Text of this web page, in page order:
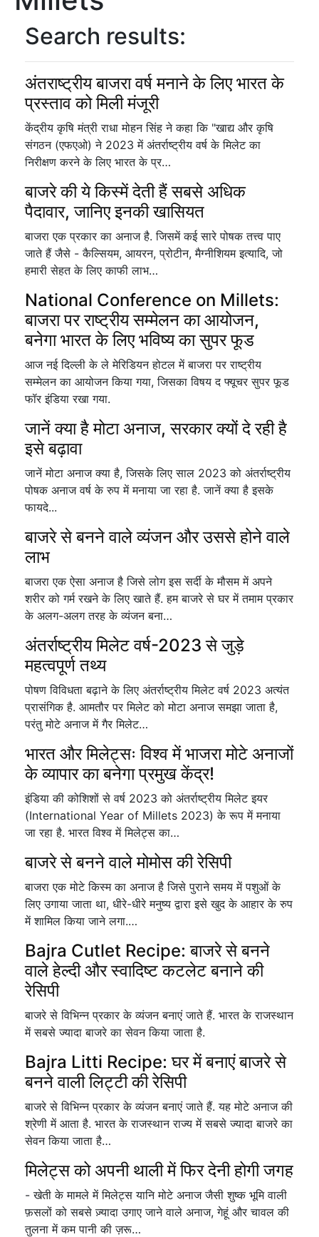
Search results:
अंतराष्ट्रीय बाजरा वर्ष मनाने के लिए भारत के
प्रस्ताव को मिली मंजूरी
केंद्रीय कृषि मंत्री राधा मोहन सिंह ने कहा कि "खाद्य और कृषि
संगठन (एफएओ) ने 2023 में अंतर्राष्ट्रीय वर्ष के मिलेट का
निरीक्षण करने के लिए भारत के प्र…
बाजरे की ये किस्में देती हैं सबसे अधिक
पैदावार, जानिए इनकी खासियत
बाजरा एक प्रकार का अनाज है. जिसमें कई सारे पोषक तत्त्व पाए
जाते हैं जैसे - कैल्सियम, आयरन, प्रोटीन, मैग्नीशियम इत्यादि, जो
हमारी सेहत के लिए काफी लाभ…
National Conference on Millets:
बाजरा पर राष्ट्रीय सम्मेलन का आयोजन,
बनेगा भारत के लिए भविष्य का सुपर फूड
आज नई दिल्ली के ले मेरिडियन होटल में बाजरा पर राष्ट्रीय
सम्मेलन का आयोजन किया गया, जिसका विषय द फ्यूचर सुपर फूड
फॉर इंडिया रखा गया.
जानें क्या है मोटा अनाज, सरकार क्यों दे रही है
इसे बढ़ावा
जानें मोटा अनाज क्या है, जिसके लिए साल 2023 को अंतर्राष्ट्रीय
पोषक अनाज वर्ष के रुप में मनाया जा रहा है. जानें क्या है इसके
फायदे...
बाजरे से बनने वाले व्यंजन और उससे होने वाले
लाभ
बाजरा एक ऐसा अनाज है जिसे लोग इस सर्दी के मौसम में अपने
शरीर को गर्म रखने के लिए खाते हैं. हम बाजरे से घर में तमाम प्रकार
के अलग-अलग तरह के व्यंजन बना…
अंतर्राष्ट्रीय मिलेट वर्ष-2023 से जुड़े
महत्वपूर्ण तथ्य
पोषण विविधता बढ़ाने के लिए अंतर्राष्ट्रीय मिलेट वर्ष 2023 अत्यंत
प्रासंगिक है. आमतौर पर मिलेट को मोटा अनाज समझा जाता है,
परंतु मोटे अनाज में गैर मिलेट…
भारत और मिलेट्सः विश्व में भाजरा मोटे अनाजों
के व्यापार का बनेगा प्रमुख केंद्र!
इंडिया की कोशिशों से वर्ष 2023 को अंतर्राष्ट्रीय मिलेट इयर
(International Year of Millets 2023) के रूप में मनाया
जा रहा है. भारत विश्व में मिलेट्स का…
बाजरे से बनने वाले मोमोस की रेसिपी
बाजरा एक मोटे किस्म का अनाज है जिसे पुराने समय में पशुओं के
लिए उगाया जाता था, धीरे-धीरे मनुष्य द्वारा इसे खुद के आहार के रुप
में शामिल किया जाने लगा.…
Bajra Cutlet Recipe: बाजरे से बनने
वाले हेल्दी और स्वादिष्ट कटलेट बनाने की
रेसिपी
बाजरे से विभिन्न प्रकार के व्यंजन बनाएं जाते हैं. भारत के राजस्थान
में सबसे ज्यादा बाजरे का सेवन किया जाता है.
Bajra Litti Recipe: घर में बनाएं बाजरे से
बनने वाली लिट्टी की रेसिपी
बाजरे से विभिन्न प्रकार के व्यंजन बनाएं जाते हैं. यह मोटे अनाज की
श्रेणी में आता है. भारत के राजस्थान राज्य में सबसे ज्यादा बाजरे का
सेवन किया जाता है…
मिलेट्स को अपनी थाली में फिर देनी होगी जगह
- खेती के मामले में मिलेट्स यानि मोटे अनाज जैसी शुष्क भूमि वाली
फ़सलों को सबसे ज़्यादा उगाए जाने वाले अनाज, गेहूं और चावल की
तुलना में कम पानी की ज़रू…